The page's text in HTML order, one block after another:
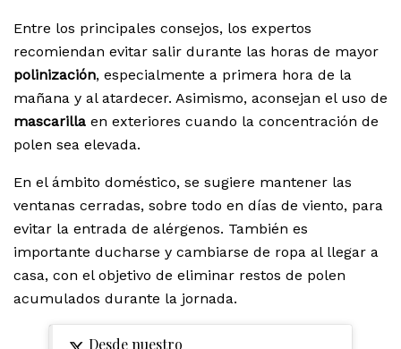
Entre los principales consejos, los expertos
recomiendan evitar salir durante las horas de mayor
polinización, especialmente a primera hora de la
mañana y al atardecer. Asimismo, aconsejan el uso de
mascarilla en exteriores cuando la concentración de
polen sea elevada.
En el ámbito doméstico, se sugiere mantener las
ventanas cerradas, sobre todo en días de viento, para
evitar la entrada de alérgenos. También es
importante ducharse y cambiarse de ropa al llegar a
casa, con el objetivo de eliminar restos de polen
acumulados durante la jornada.
Desde nuestro